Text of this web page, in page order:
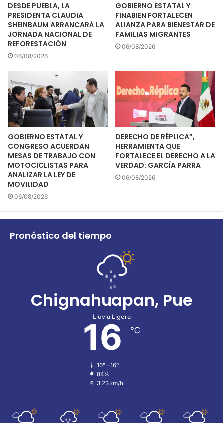
DESDE PUEBLA, LA
PRESIDENTA CLAUDIA
SHEINBAUM ARRANCARÁ LA
JORNADA NACIONAL DE
REFORESTACIÓN
06/08/2026
GOBIERNO ESTATAL Y
FINABIEN FORTALECEN
ALIANZA PARA BIENESTAR DE
FAMILIAS MIGRANTES
06/08/2026
GOBIERNO ESTATAL Y
CONGRESO ACUERDAN
MESAS DE TRABAJO CON
MOTOCICLISTAS PARA
ANALIZAR LA LEY DE
MOVILIDAD
06/08/2026
DERECHO DE RÉPLICA”,
HERRAMIENTA QUE
FORTALECE EL DERECHO A LA
VERDAD: GARCÍA PARRA
06/08/2026
Pronóstico del tiempo
Chignahuapan, Pue
Lluvia Ligera
16 ℃
16º - 16º
84%
3.23 km/h